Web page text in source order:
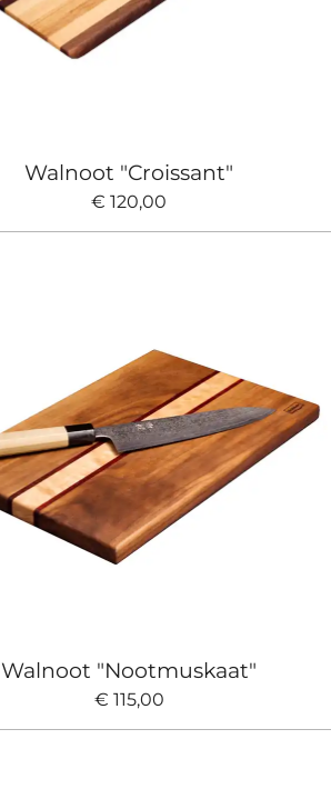
Walnoot "Croissant"
€ 120,00
Walnoot "Nootmuskaat"
€ 115,00